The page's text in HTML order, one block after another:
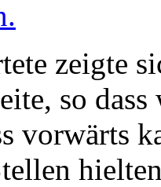
zeigte
so
vorwärts